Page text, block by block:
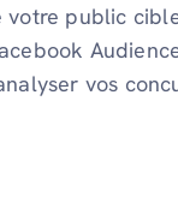
public
vos